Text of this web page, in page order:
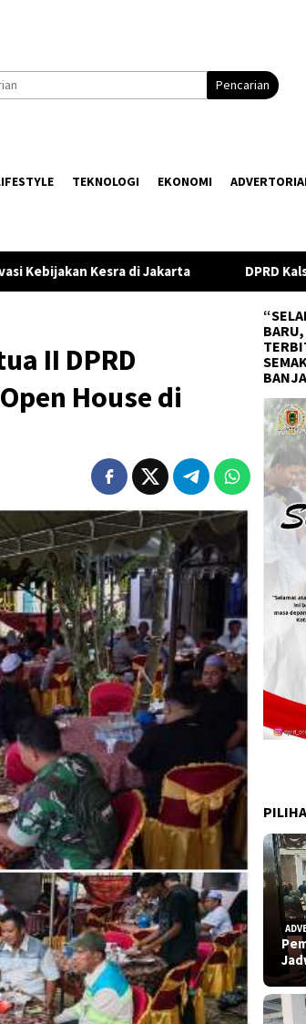
Pencarian
TEKNOLOGI EKONOMI
DPRD Kalsel Kawal Proyek Air
II DPRD
House di